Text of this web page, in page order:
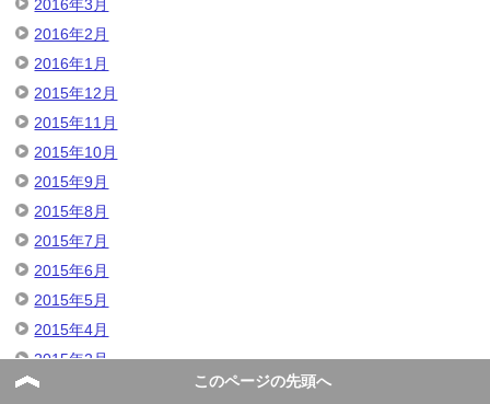
2016年3月
2016年2月
2016年1月
2015年12月
2015年11月
2015年10月
2015年9月
2015年8月
2015年7月
2015年6月
2015年5月
2015年4月
2015年2月
2015年1月
このページの先頭へ